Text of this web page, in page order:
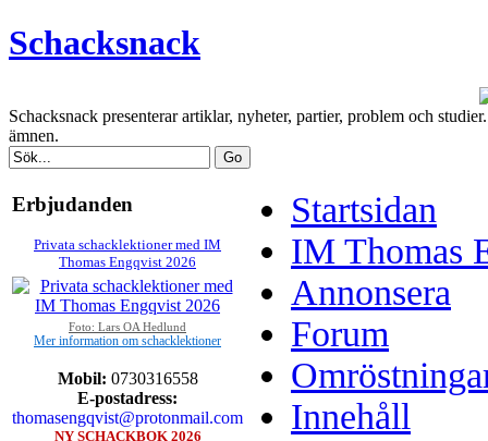
Schacksnack
Schacksnack presenterar artiklar, nyheter, partier, problem och
ämnen.
Erbjudanden
Privata schacklektioner med IM
Thomas Engqvist 2026
Foto: Lars OA Hedlund
Mer information om schacklektioner
Mobil: 0730316558
E-postadress:
thomasengqvist@protonmail.com
NY SCHACKBOK 2026
Startsidan
IM Thomas
Annonsera
Forum
Innehåll